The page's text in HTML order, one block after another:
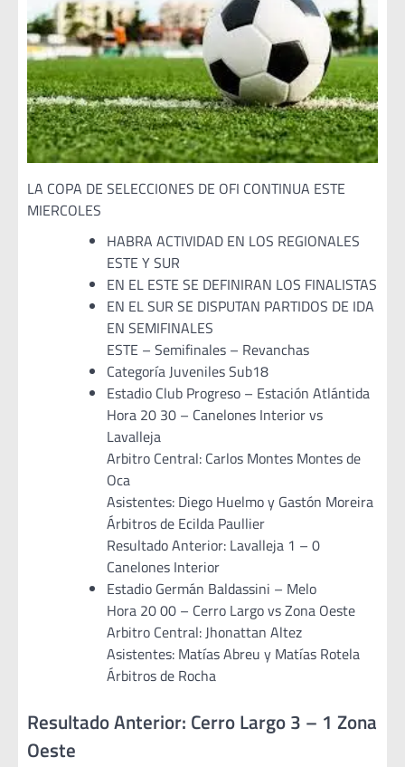
LA COPA DE SELECCIONES DE OFI CONTINUA ESTE
MIERCOLES
HABRA ACTIVIDAD EN LOS REGIONALES
ESTE Y SUR
EN EL ESTE SE DEFINIRAN LOS FINALISTAS
EN EL SUR SE DISPUTAN PARTIDOS DE IDA
EN SEMIFINALES
ESTE – Semifinales – Revanchas
Categoría Juveniles Sub18
Estadio Club Progreso – Estación Atlántida
Hora 20 30 – Canelones Interior vs
Lavalleja
Arbitro Central: Carlos Montes Montes de
Oca
Asistentes: Diego Huelmo y Gastón Moreira
Árbitros de Ecilda Paullier
Resultado Anterior: Lavalleja 1 – 0
Canelones Interior
Estadio Germán Baldassini – Melo
Hora 20 00 – Cerro Largo vs Zona Oeste
Arbitro Central: Jhonattan Altez
Asistentes: Matías Abreu y Matías Rotela
Árbitros de Rocha
Resultado Anterior: Cerro Largo 3 – 1 Zona
Oeste